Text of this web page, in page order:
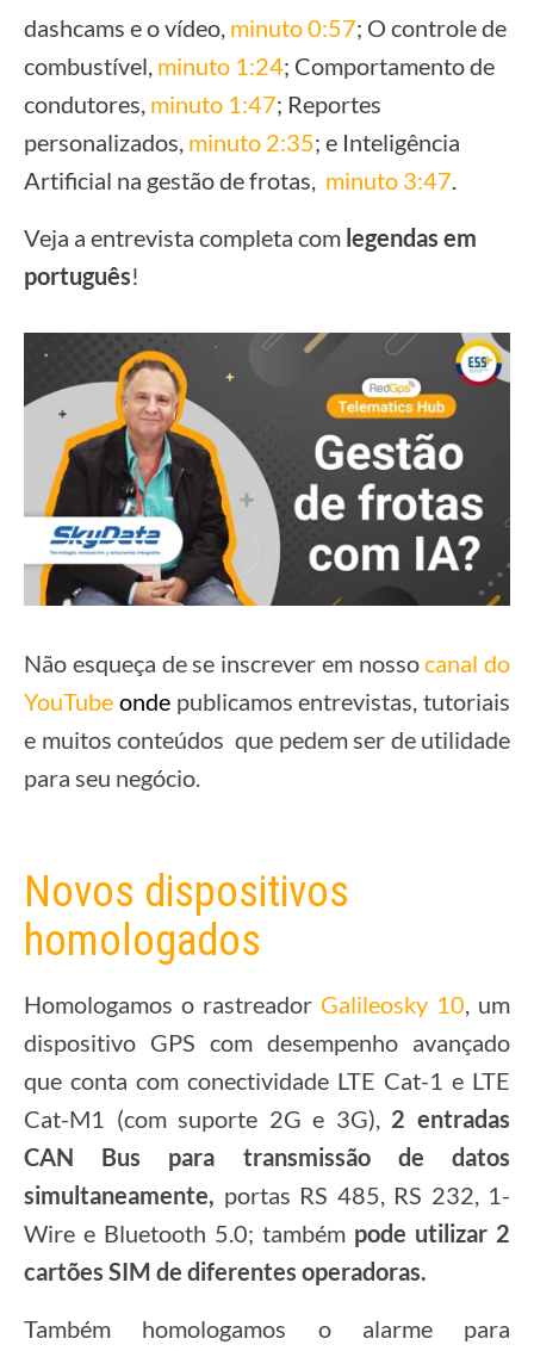
dashcams e o vídeo, minuto 0:57; O controle de
combustível, minuto 1:24; Comportamento de
condutores, minuto 1:47; Reportes
personalizados, minuto 2:35; e Inteligência
Artificial na gestão de frotas, minuto 3:47
Veja a entrevista completa com legendas em
português!
Não esqueça de se inscrever em nossocanal do
YouTube onde publicamos entrevistas, tutoriais
e muitos conteúdos que pedem ser de utilidade
para seu negócio.
Novos dispositivos
homologados
Homologamos o rastreador Galileosky 10, um
dispositivo GPS com desempenho avançado
que conta com conectividade LTE Cat-1 e LTE
Cat-M1 (com suporte 2G e 3G), 2 entradas
CAN Bus para transmissão de datos
simultaneamente, portas RS 485, RS 232, 1-
Wire e Bluetooth 5.0; também pode utilizar 2
cartões SIM de diferentes operadoras.
Também homologamos o alarme para